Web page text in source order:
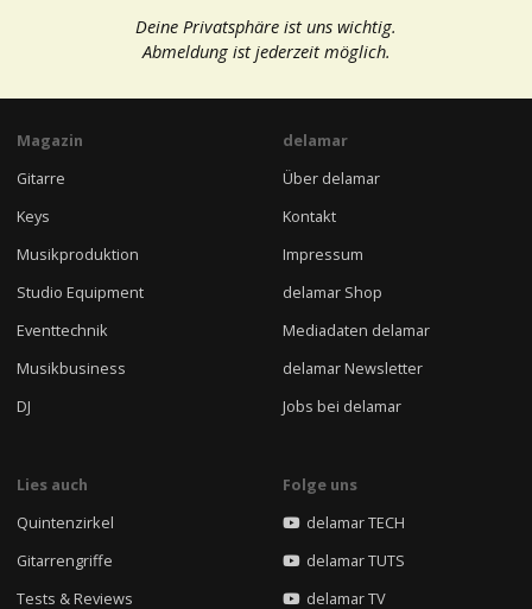
Deine Privatsphäre ist uns wichtig.
Abmeldung ist jederzeit möglich.
Magazin
Gitarre
Keys
Musikproduktion
Studio Equipment
Eventtechnik
Musikbusiness
DJ
delamar
Über delamar
Kontakt
Impressum
delamar Shop
Mediadaten delamar
delamar Newsletter
Jobs bei delamar
Lies auch
Quintenzirkel
Gitarrengriffe
Tests & Reviews
Folge uns
delamar TECH
delamar TUTS
delamar TV